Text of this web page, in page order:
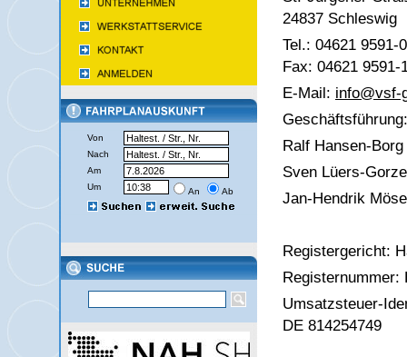
Von
Nach
Am
Um
An Ab
24837 Schleswig
Tel.: 04621 9591-0
Fax: 04621 9591-
E-Mail: info@vsf-
Geschäftsführung:
Ralf Hansen-Borg
Sven Lüers-
Jan-Hendrik
Registergericht:
Registernummer:
Umsatzsteuer-
DE 814254749